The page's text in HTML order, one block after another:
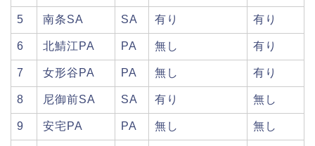
5 南条SA SA 有り 有り
6 北鯖江PA PA 無し 有り
7 女形谷PA PA 無し 有り
8 尼御前SA SA 有り 無し
9 安宅PA PA 無し 無し